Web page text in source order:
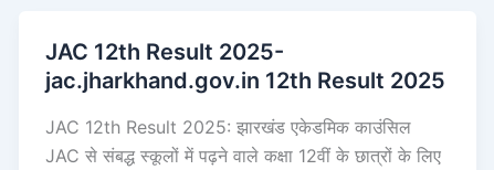
JAC 12th Result 2025-
jac.jharkhand.gov.in 12th Result 2025
JAC 12th Result 2025: झारखंड एकेडमिक काउंसिल
JAC से संबद्ध स्कूलों में पढ़ने वाले कक्षा 12वीं के छात्रों के लिए